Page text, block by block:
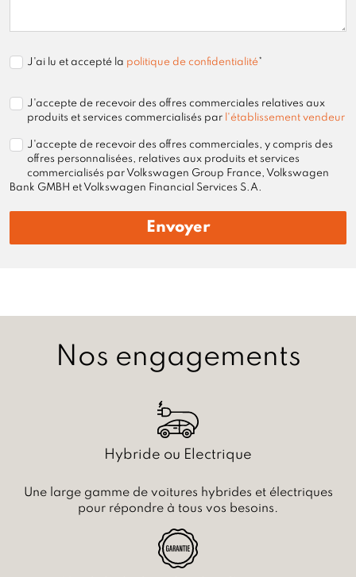
J'ai lu et accepté la politique de confidentialité
J'accepte de recevoir des offres commerciales relatives aux
produits et services commercialisés par l'établissement vendeur
J'accepte de recevoir des offres commerciales, y compris des
offres personnalisées, relatives aux produits et services
commercialisés par Volkswagen Group France, Volkswagen
Bank GMBH et Volkswagen Financial Services S.A.
Envoyer
Nos engagements
Hybride ou Electrique
Une large gamme de voitures hybrides et électriques
pour répondre à tous vos besoins.